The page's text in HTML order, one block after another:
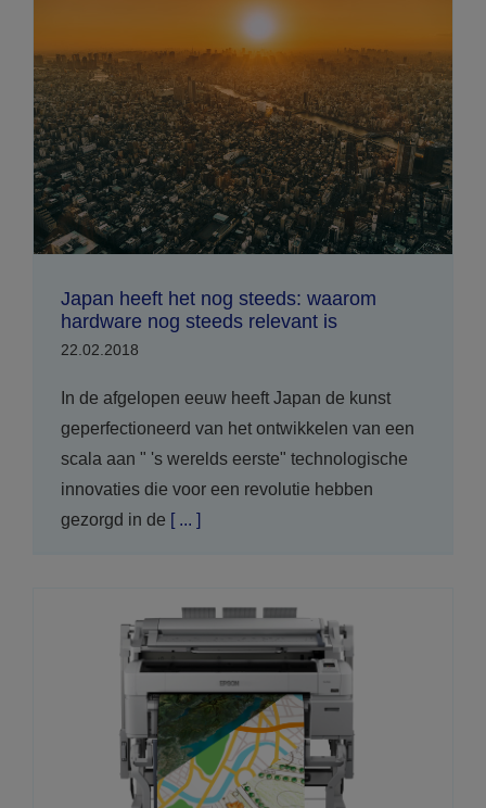
Japan heeft het nog steeds: waarom
hardware nog steeds relevant is
22.02.2018
In de afgelopen eeuw heeft Japan de kunst
geperfectioneerd van het ontwikkelen van een
scala aan " 's werelds eerste" technologische
innovaties die voor een revolutie hebben
gezorgd in de [ ... ]